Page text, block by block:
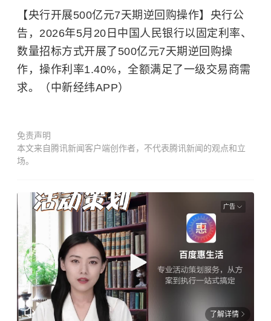
【央行开展500亿元7天期逆回购操作】央行公
告，2026年5月20日中国人民银行以固定利率、
数量招标方式开展了500亿元7天期逆回购操
作，操作利率1.40%，全额满足了一级交易商需
求。（中新经纬APP）
免责声明
本文来自腾讯新闻客户端创作者，不代表腾讯新闻的观点和立
场。
广告
了解详情